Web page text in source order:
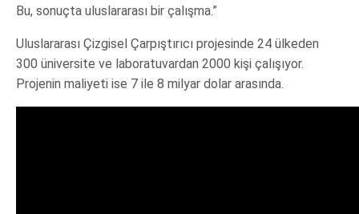
Bu, sonuçta uluslararası bir çalışma.”
Uluslararası Çizgisel Çarpıştırıcı projesinde 24 ülkeden
300 üniversite ve laboratuvardan 2000 kişi çalışıyor.
Projenin maliyeti ise 7 ile 8 milyar dolar arasında.